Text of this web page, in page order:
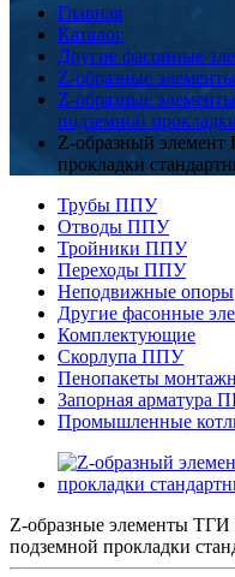
Главная
Каталог
Другие фасонные
Z-образные
Z-образные
подземной
Z-образный
прокладки
Трубы ППУ
Отводы ППУ
Тройники ППУ
Переходы ППУ
Неподвижные опоры
Другие фасонные
Комплектующие
Скорлупа ППУ
Пенопакеты
Запорная арматура
Промышленные
Z-образные элементы
подземной прокладки